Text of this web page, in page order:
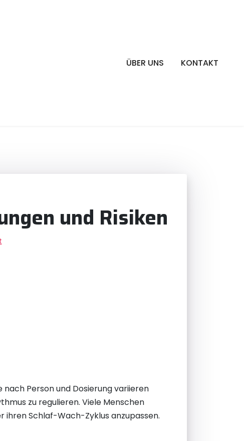
ÜBER UNS KONTAKT
und Risiken
Person und Dosierung variieren
zu regulieren. Viele Menschen
ihren Schlaf-Wach-Zyklus anzupassen.